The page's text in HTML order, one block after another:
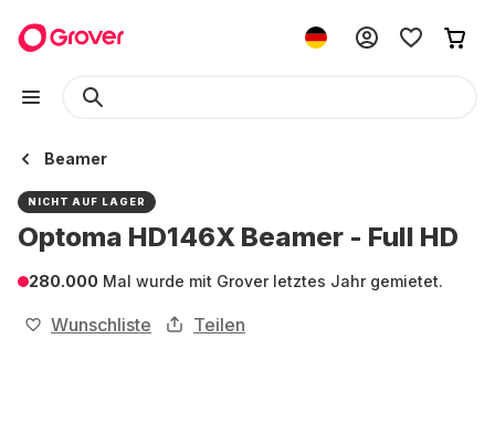
Beamer
NICHT AUF LAGER
Optoma HD146X Beamer - Full HD
280.000 Mal wurde mit Grover letztes Jahr gemietet.
Wunschliste Teilen